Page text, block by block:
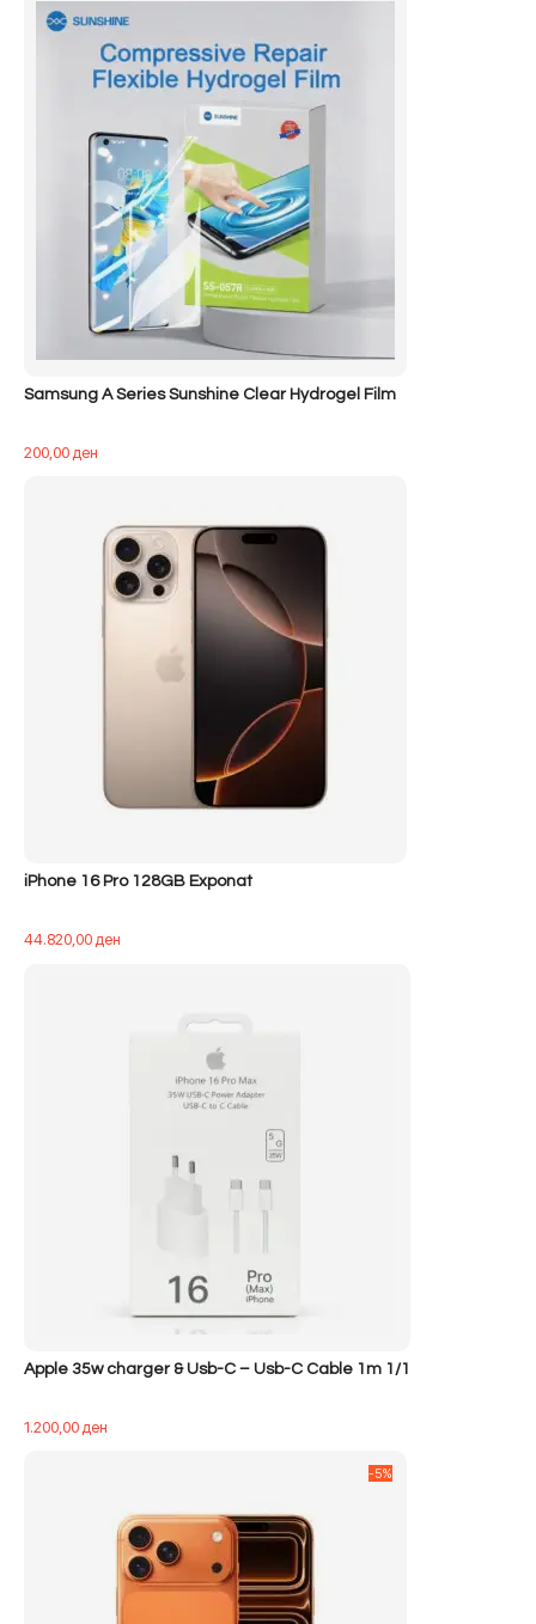
Samsung A Series Sunshine Clear Hydrogel Film
200,00ден
iPhone 16 Pro 128GB Exponat
44.820,00ден
Apple 35w charger & Usb-C – Usb-C Cable 1m 1/1
1.200,00ден
-5%